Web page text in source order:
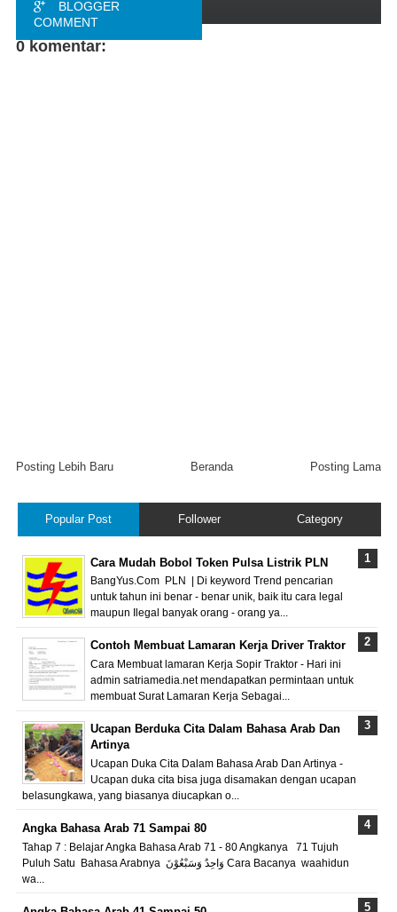
BLOGGER
COMMENT
0 komentar:
Posting Lebih Baru Posting Lama
Beranda
Popular Post Follower Category
Cara Mudah Bobol Token Pulsa Listrik PLN
BangYus.Com PLN | Di keyword Trend pencarian
untuk tahun ini benar - benar unik, baik itu cara legal
maupun Ilegal banyak orang - orang ya...
Contoh Membuat Lamaran Kerja Driver Traktor
Cara Membuat lamaran Kerja Sopir Traktor - Hari ini
admin satriamedia.net mendapatkan permintaan untuk
membuat Surat Lamaran Kerja Sebagai...
Ucapan Berduka Cita Dalam Bahasa Arab Dan
Artinya
Ucapan Duka Cita Dalam Bahasa Arab Dan Artinya -
Ucapan duka cita bisa juga disamakan dengan ucapan
belasungkawa, yang biasanya diucapkan o...
Angka Bahasa Arab 71 Sampai 80
Tahap 7 : Belajar Angka Bahasa Arab 71 - 80 Angkanya 71 Tujuh
Puluh Satu Bahasa Arabnya وَاحِدٌ وَسَبْعُوْنَ Cara Bacanya waahidun
wa...